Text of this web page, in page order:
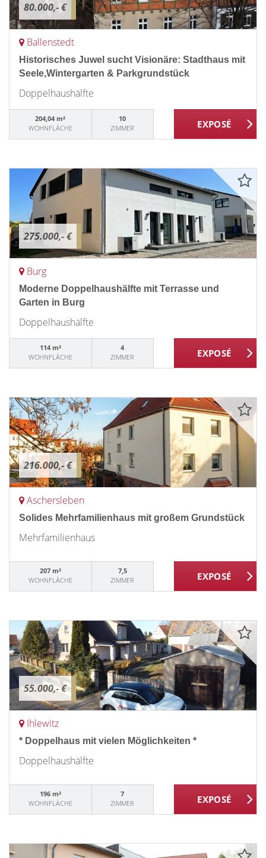
80.000,- €
Ballenstedt
Historisches Juwel sucht Visionäre: Stadthaus mit
Seele,Wintergarten & Parkgrundstück
Doppelhaushälfte
204,04 m²
WOHNFLÄCHE
10
ZIMMER
275.000,- €
Burg
Moderne Doppelhaushälfte mit Terrasse und
Garten in Burg
Doppelhaushälfte
114 m²
WOHNFLÄCHE
4
ZIMMER
216.000,- €
Aschersleben
Solides Mehrfamilienhaus mit großem Grundstück
Mehrfamilienhaus
207 m²
WOHNFLÄCHE
7,5
ZIMMER
55.000,- €
Ihlewitz
* Doppelhaus mit vielen Möglichkeiten *
Doppelhaushälfte
196 m²
WOHNFLÄCHE
7
ZIMMER